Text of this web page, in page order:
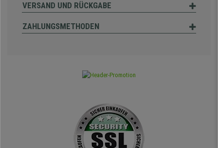
VERSAND UND RÜCKGABE
ZAHLUNGSMETHODEN